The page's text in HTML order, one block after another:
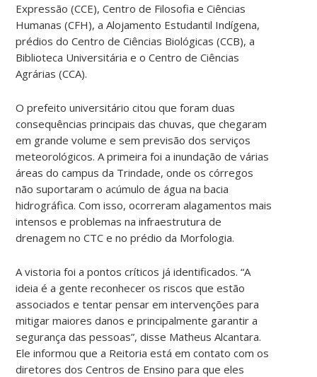
Expressão (CCE), Centro de Filosofia e Ciências
Humanas (CFH), a Alojamento Estudantil Indígena,
prédios do Centro de Ciências Biológicas (CCB), a
Biblioteca Universitária e o Centro de Ciências
Agrárias (CCA).
O prefeito universitário citou que foram duas
consequências principais das chuvas, que chegaram
em grande volume e sem previsão dos serviços
meteorológicos. A primeira foi a inundação de várias
áreas do campus da Trindade, onde os córregos
não suportaram o acúmulo de água na bacia
hidrográfica. Com isso, ocorreram alagamentos mais
intensos e problemas na infraestrutura de
drenagem no CTC e no prédio da Morfologia.
A vistoria foi a pontos críticos já identificados. “A
ideia é a gente reconhecer os riscos que estão
associados e tentar pensar em intervenções para
mitigar maiores danos e principalmente garantir a
segurança das pessoas”, disse Matheus Alcantara.
Ele informou que a Reitoria está em contato com os
diretores dos Centros de Ensino para que eles